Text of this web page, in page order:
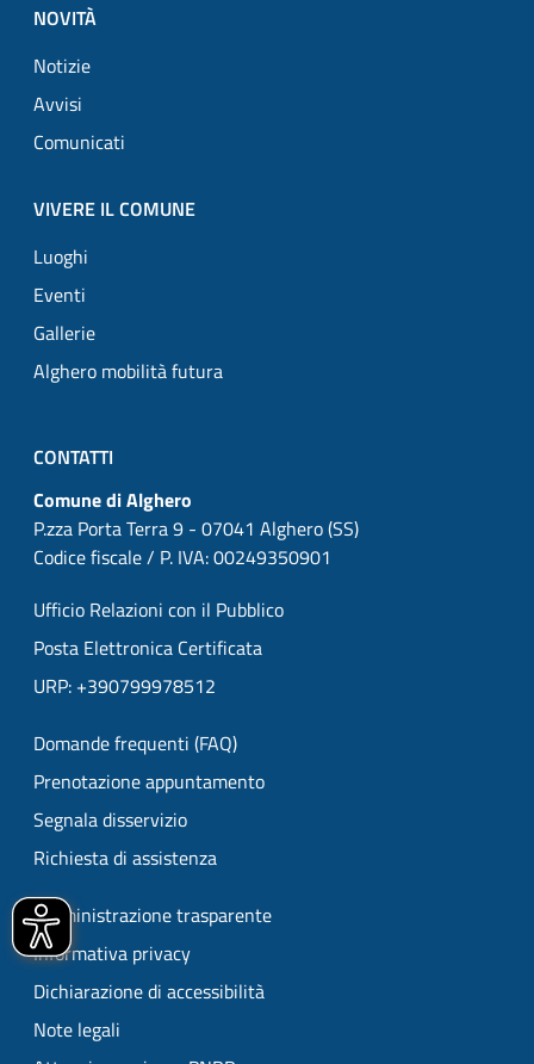
NOVITÀ
Notizie
Avvisi
Comunicati
VIVERE IL COMUNE
Luoghi
Eventi
Gallerie
Alghero mobilità futura
CONTATTI
Comune di Alghero
P.zza Porta Terra 9 - 07041 Alghero (SS)
Codice fiscale / P. IVA: 00249350901
Ufficio Relazioni con il Pubblico
Posta Elettronica Certificata
URP: +390799978512
Domande frequenti (FAQ)
Prenotazione appuntamento
Segnala disservizio
Richiesta di assistenza
Amministrazione trasparente
Informativa privacy
Dichiarazione di accessibilità
Note legali